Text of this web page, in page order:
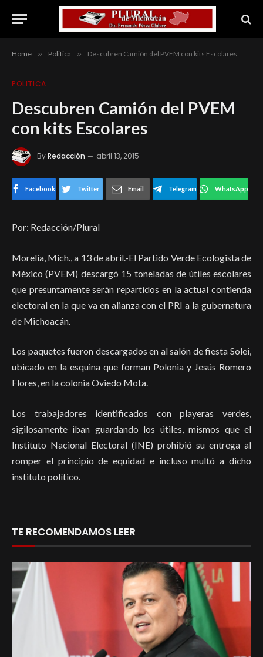
Home » Politica » Descubren Camión del PVEM con kits Escolares
POLITICA
Descubren Camión del PVEM
con kits Escolares
ByRedacción abril 13, 2015
Facebook Twitter Email Telegram WhatsApp
Por: Redacción/Plural
Morelia, Mich., a 13 de abril.-El Partido Verde Ecologista de
México (PVEM) descargó 15 toneladas de útiles escolares
que presuntamente serán repartidos en la actual contienda
electoral en la que va en alianza con el PRI a la gubernatura
de Michoacán.
Los paquetes fueron descargados en al salón de fiesta Solei,
ubicado en la esquina que forman Polonia y Jesús Romero
Flores, en la colonia Oviedo Mota.
Los trabajadores identificados con playeras verdes,
sigilosamente iban guardando los útiles, mismos que el
Instituto Nacional Electoral (INE) prohibió su entrega al
romper el principio de equidad e incluso multó a dicho
instituto político.
TE RECOMENDAMOS LEER